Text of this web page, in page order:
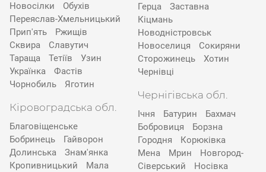
Новосілки
Обухів
Переяслав-Хмельницький
Прип'ять
Ржищів
Сквира
Славутич
Тараща
Тетіїв
Узин
Українка
Фастів
Чорнобиль
Яготин
Кіровоградська обл.
Благовіщенське
Бобринець
Гайворон
Долинська
Знам'янка
Кропивницький
Мала
Герца
Заставна
Кіцмань
Новодністровськ
Новоселиця
Сокиряни
Сторожинець
Хотин
Чернівці
Чернігівська обл.
Ічня Батурин
Бахмач
Бобровиця
Борзна
Городня
Корюківка
Мена
Мрин
Новгород-
Сіверський
Носівка